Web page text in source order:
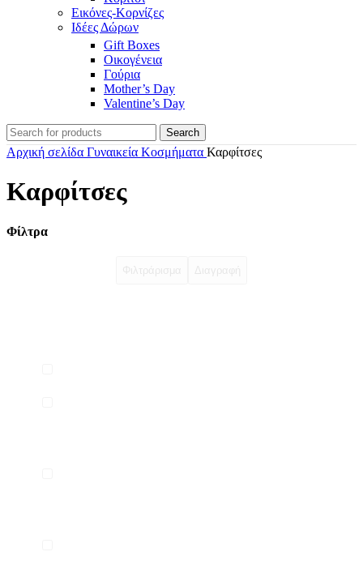
Εικόνες-Κορνίζες
Ιδέες Δώρων
Gift Boxes
Οικογένεια
Γούρια
Mother’s Day
Valentine’s Day
Search
Αρχική σελίδα Γυναικεία Κοσμήματα Καρφίτσες
Καρφίτσες
Φίλτρα